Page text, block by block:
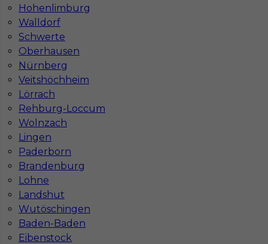
Hohenlimburg
Walldorf
Schwerte
Oberhausen
Nürnberg
Veitshöchheim
Lörrach
Rehburg-Loccum
Wolnzach
Lingen
Paderborn
Brandenburg
Lohne
Landshut
Wutöschingen
Baden-Baden
Eibenstock
Kategoria Spawacz
Lokalizacja Niemcy
Wymagane języki
komunikatywny
Stawka 14 - 16 € / h
1
Znaleziono 3 wyników
Najczęściej zadawane pytania (FAQ)